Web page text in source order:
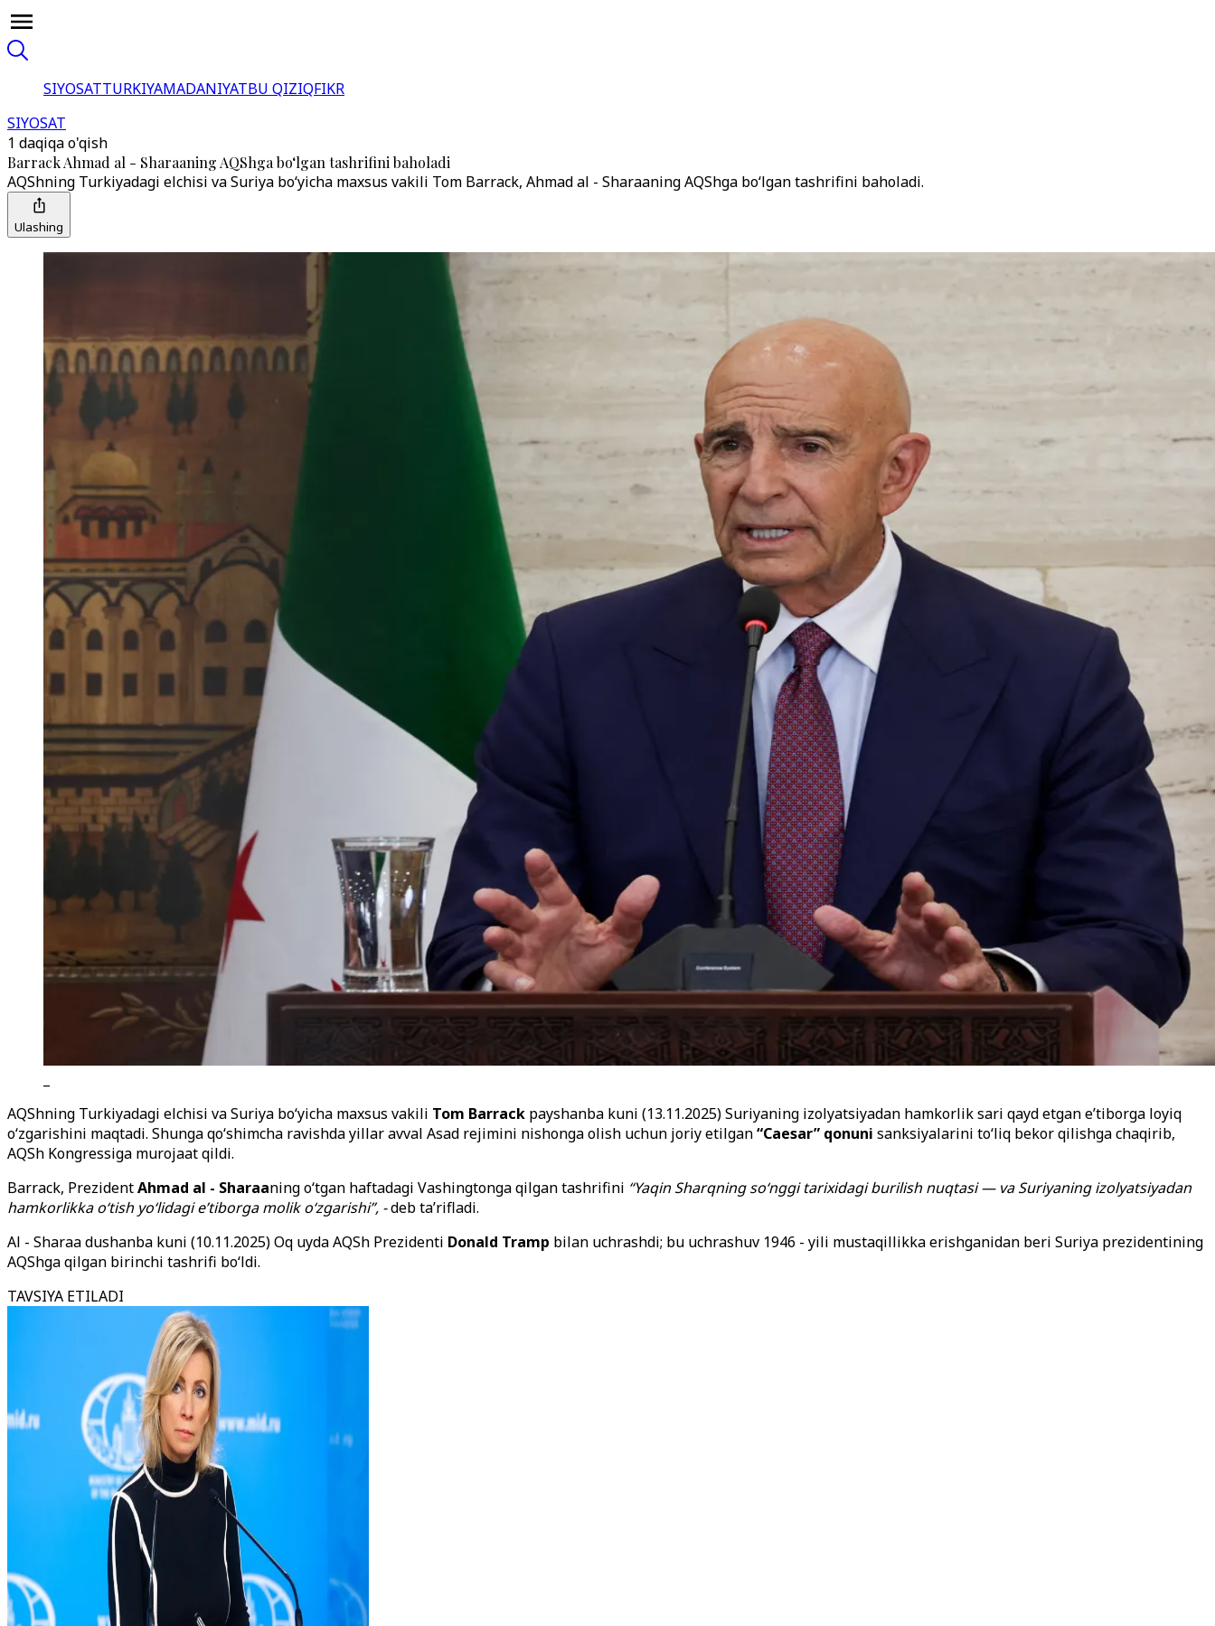
SIYOSATTURKIYAMADANIYATBU QIZIQFIKR
SIYOSAT
1 daqiqa o'qish
Barrack Ahmad al - Sharaaning AQShga bo‘lgan tashrifini baholadi
AQShning Turkiyadagi elchisi va Suriya bo‘yicha maxsus vakili Tom Barrack, Ahmad al - Sharaaning AQShga bo‘lgan tashrifini baholadi.
Ulashing
AQShning Turkiyadagi elchisi va Suriya bo‘yicha maxsus vakili Tom Barrack payshanba kuni (13.11.2025) Suriyaning izolyatsiyadan hamkorlik sari qayd etgan e’tiborga loyiq
o‘zgarishini maqtadi. Shunga qo‘shimcha ravishda yillar avval Asad rejimini nishonga olish uchun joriy etilgan“Caesar” qonuni sanksiyalarini to‘liq bekor qilishga chaqirib,
AQSh Kongressiga murojaat qildi.
Barrack, PrezidentAhmad al - Sharaaning o‘tgan haftadagi Vashingtonga qilgan tashrifini “Yaqin Sharqning so‘nggi tarixidagi burilish nuqtasi — va Suriyaning izolyatsiyadan
hamkorlikka o‘tish yo‘lidagi e’tiborga molik o‘zgarishi”, -deb ta’rifladi.
Al - Sharaa dushanba kuni (10.11.2025) Oq uyda AQSh Prezidenti Donald Tramp bilan uchrashdi; bu uchrashuv 1946 - yili mustaqillikka erishganidan beri Suriya prezidentining
AQShga qilgan birinchi tashrifi bo‘ldi.
TAVSIYA ETILADI